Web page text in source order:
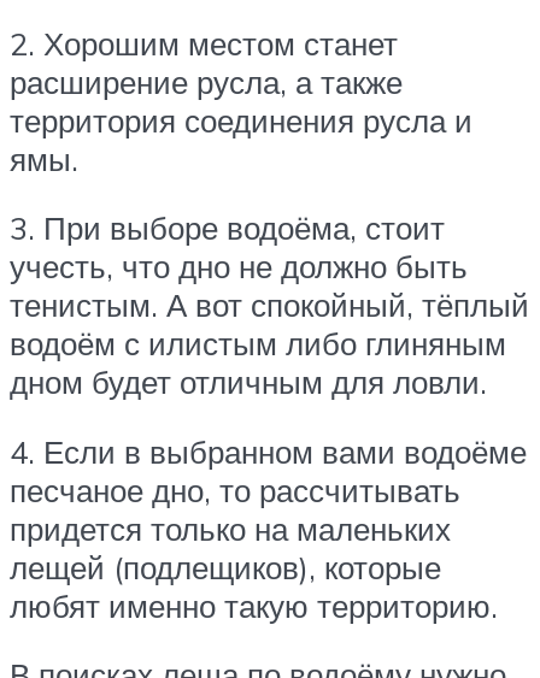
2. Хорошим местом станет
расширение русла, а также
территория соединения русла и
ямы.
3. При выборе водоёма, стоит
учесть, что дно не должно быть
тенистым. А вот спокойный, тёплый
водоём с илистым либо глиняным
дном будет отличным для ловли.
4. Если в выбранном вами водоёме
песчаное дно, то рассчитывать
придется только на маленьких
лещей (подлещиков), которые
любят именно такую территорию.